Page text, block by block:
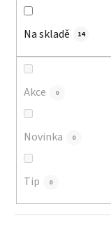
Na skladě 14
Akce 0
Novinka 0
Tip 0